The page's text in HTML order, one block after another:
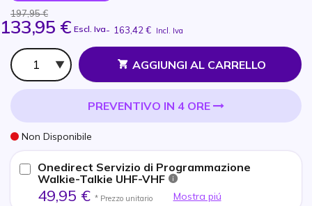
197,95 €
133,95 € Escl. Iva- 163,42 € Incl. Iva
Qtà
AGGIUNGI AL CARRELLO
PREVENTIVO IN 4 ORE
Non Disponibile
Onedirect Servizio di Programmazione
Walkie-Talkie UHF-VHF
49,95 € * Prezzo unitario Mostra piú